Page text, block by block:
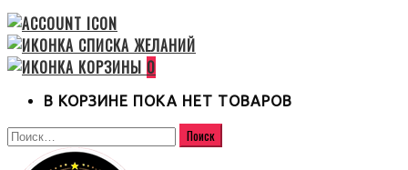
0
В КОРЗИНЕ ПОКА НЕТ ТОВАРОВ